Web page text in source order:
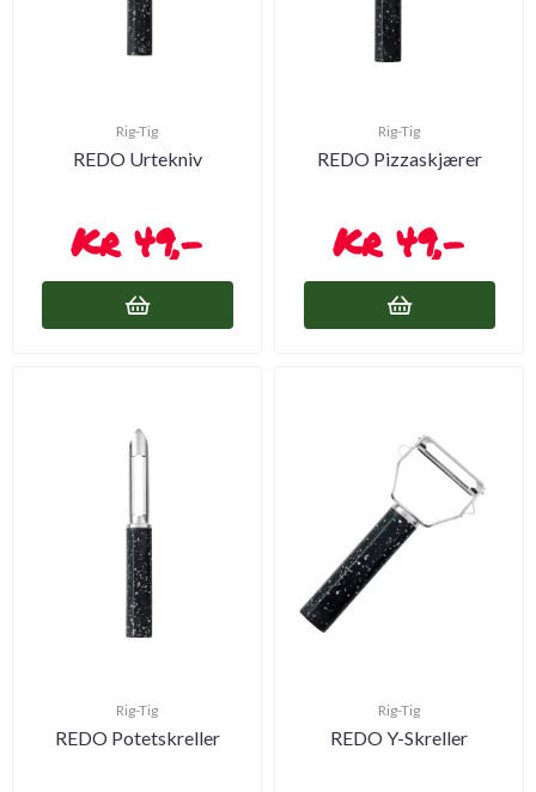
Rig-Tig
REDO Urtekniv
49,-
Rig-Tig
REDO Pizzaskjærer
49,-
Rig-Tig
REDO Potetskreller
Rig-Tig
REDO Y-Skreller